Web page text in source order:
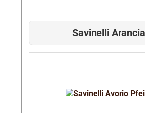
Savinelli Arancia